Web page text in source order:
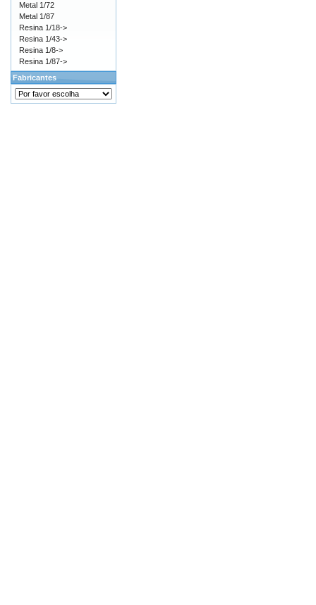
Metal 1/72
Metal 1/87
Resina 1/18->
Resina 1/43->
Resina 1/8->
Resina 1/87->
Fabricantes